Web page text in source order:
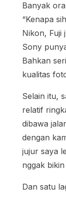
Banyak
“Kenapa
Nikon, Fuji
Sony
Bahkan
kualitas
Selain itu,
relatif
dibawa
dengan
jujur saya
nggak
Dan satu